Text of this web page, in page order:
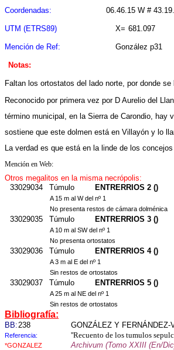
Coordenadas: 06.46.15 W #
UTM (ETRS89) X= 681.097
Mención de Ref: González p31
Notas:
Faltan los ortostatos del lado norte, por donde
Reconocido por primera vez por D Aurelio del
término municipal, en la Sierra de Carondio, hay
sostiene que este dolmen está en Villayón y lo
La verdad es que está en la linde de los
Mención en Web:
Otros megalitos en la misma necrópolis:
33029034
Túmulo ENTRERRIOS 2 ()
A 15 m al W del nº 1
No presenta restos de cámara dolménica
33029035 Túmulo ENTRERRIOS 3 ()
A 10 m al SW del nº 1
No presenta ortostatos
33029036 Túmulo ENTRERRIOS 4 ()
A 3 m al E del nº 1
Sin restos de ortostatos
33029037 Túmulo ENTRERRIOS 5 ()
A 25 m al NE del nº 1
Sin restos de ortostatos
Bibliografía:
BB:238 GONZÁLEZ Y
Referencia: ''Recuento de los tumulos
*GONZALEZ Archivum (Tomo XXIII (En/